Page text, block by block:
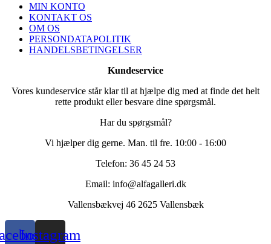
MIN KONTO
KONTAKT OS
OM OS
PERSONDATAPOLITIK
HANDELSBETINGELSER
Kundeservice
Vores kundeservice står klar til at hjælpe dig med at finde det helt
rette produkt eller besvare dine spørgsmål.
Har du spørgsmål?
Vi hjælper dig gerne. Man. til fre. 10:00 - 16:00
Telefon: 36 45 24 53
Email: info@alfagalleri.dk
Vallensbækvej 46 2625 Vallensbæk
Instagram